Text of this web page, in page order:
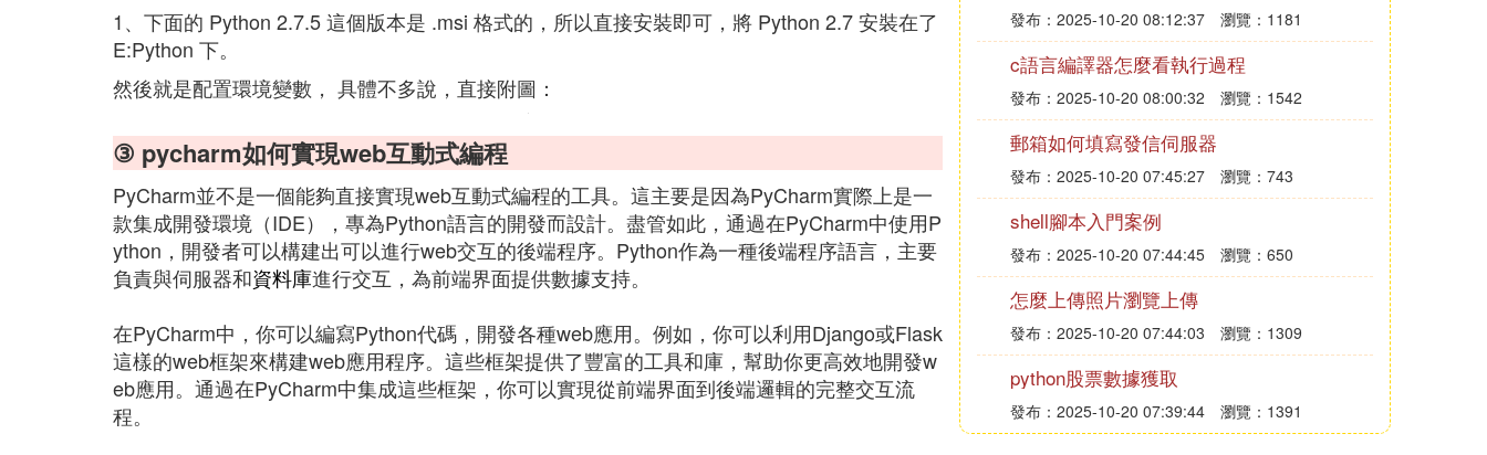
1、下面的 Python 2.7.5 這個版本是 .msi 格式的，所以直接安裝即可，將 Python 2.7 安裝在了
E:Python 下。
然後就是配置環境變數， 具體不多說，直接附圖：
③ pycharm如何實現web互動式編程
PyCharm並不是一個能夠直接實現web互動式編程的工具。這主要是因為PyCharm實際上是一
款集成開發環境（IDE），專為Python語言的開發而設計。盡管如此，通過在PyCharm中使用P
ython，開發者可以構建出可以進行web交互的後端程序。Python作為一種後端程序語言，主要
負責與伺服器和資料庫進行交互，為前端界面提供數據支持。
在PyCharm中，你可以編寫Python代碼，開發各種web應用。例如，你可以利用Django或Flask
這樣的web框架來構建web應用程序。這些框架提供了豐富的工具和庫，幫助你更高效地開發w
eb應用。通過在PyCharm中集成這些框架，你可以實現從前端界面到後端邏輯的完整交互流
程。
發布：2025-10-20 08:12:37 瀏覽：1181
c語言編譯器怎麼看執行過程
發布：2025-10-20 08:00:32 瀏覽：1542
郵箱如何填寫發信伺服器
發布：2025-10-20 07:45:27 瀏覽：743
shell腳本入門案例
發布：2025-10-20 07:44:45 瀏覽：650
怎麼上傳照片瀏覽上傳
發布：2025-10-20 07:44:03 瀏覽：1309
python股票數據獲取
發布：2025-10-20 07:39:44 瀏覽：1391